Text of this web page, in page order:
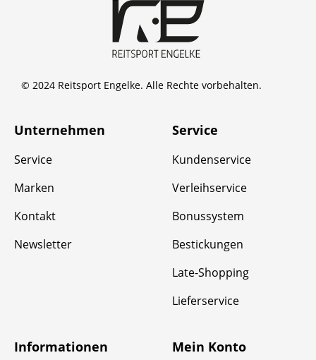
© 2024 Reitsport Engelke. Alle Rechte vorbehalten.
Unternehmen
Service
Marken
Kontakt
Newsletter
Service
Kundenservice
Verleihservice
Bonussystem
Bestickungen
Late-Shopping
Lieferservice
Informationen Mein Konto